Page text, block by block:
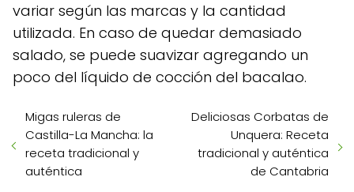
variar según las marcas y la cantidad
utilizada. En caso de quedar demasiado
salado, se puede suavizar agregando un
poco del líquido de cocción del bacalao.
Migas ruleras de
Castilla-La Mancha: la
receta tradicional y
auténtica
Deliciosas Corbatas de
Unquera: Receta
tradicional y auténtica
de Cantabria